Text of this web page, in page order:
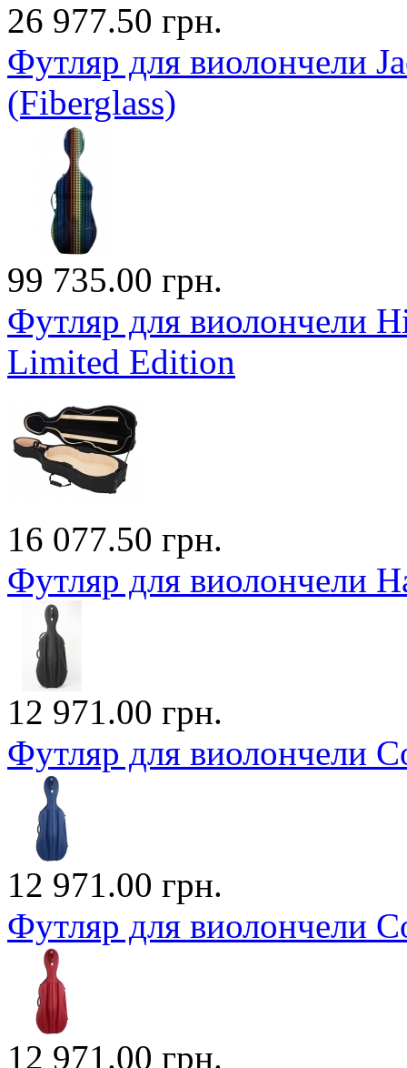
26 977.50 грн.
Футляр для виолончели
(Fiberglass)
99 735.00 грн.
Футляр для виолончели
Limited Edition
16 077.50 грн.
Футляр для виолончели
12 971.00 грн.
Футляр для виолончели
12 971.00 грн.
Футляр для виолончели
12 971.00 грн.